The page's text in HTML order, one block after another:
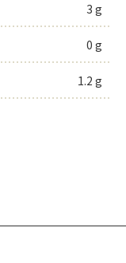
3 g
0 g
1.2 g